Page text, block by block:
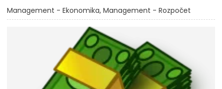
Management - Ekonomika Management - Rozpočet